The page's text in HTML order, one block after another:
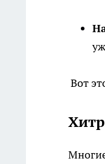
Вот